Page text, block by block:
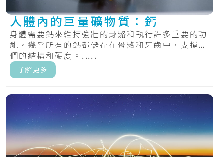
人體內的巨量礦物質：鈣
身體需要鈣來維持強壯的骨骼和執行許多重要的功
能。幾乎所有的鈣都儲存在骨骼和牙齒中，支撐它
們的結構和硬度。.....
了解更多